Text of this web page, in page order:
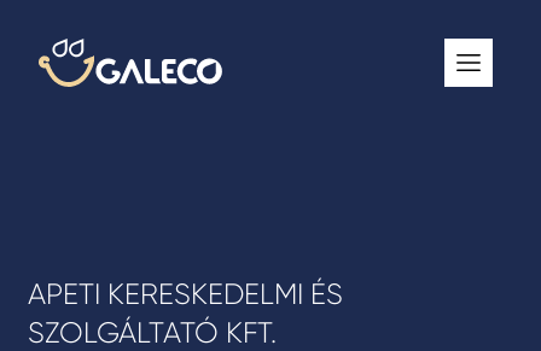
APETI KERESKEDELMI ÉS
SZOLGÁLTATÓ KFT.
ROOFGUTTER CLASSIC
GALECO PVC ERESZCSATORNA RENDSZER